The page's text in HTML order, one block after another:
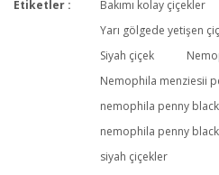
Bu ürüne ilk
Yorum
Etiketler :
Bakımı kolay çiçekler
Yarı gölgede yetişen
Siyah çiçek
Nemophila menziesii
nemophila penny black
nemophila penny
siyah çiçekler